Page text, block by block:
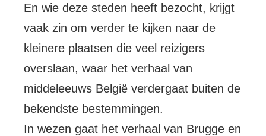
En wie deze steden heeft bezocht, krijgt
vaak zin om verder te kijken naar de
kleinere plaatsen die veel reizigers
overslaan, waar het verhaal van
middeleeuws België verdergaat buiten de
bekendste bestemmingen.
In wezen gaat het verhaal van Brugge en